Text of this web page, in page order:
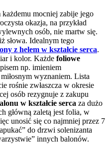
każdemu mocniej zabije jego
okazja, na przykład
osób, nie martw się.
słowa. Idealnym tego
z helem w kształcie serca.
i kolor. Każde foliowe
np. imieniem
wyznaniem. Lista
rośnie zwłaszcza w okresie
osób rezygnuje z zakupu
w kształcie serca za dużo
główną zaletą jest folia, w
unosić się co najmniej przez 7
do drzwi solenizanta
innych balonów.